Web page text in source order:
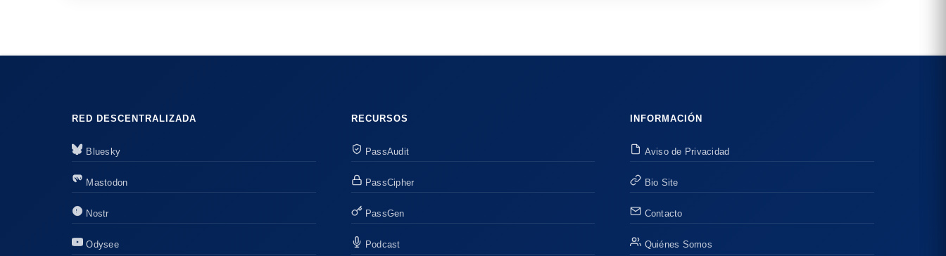
RED DESCENTRALIZADA
Bluesky
Mastodon
Nostr
Odysee
RECURSOS
PassAudit
PassCipher
PassGen
Podcast
INFORMACIÓN
Aviso de Privacidad
Bio Site
Contacto
Quiénes Somos